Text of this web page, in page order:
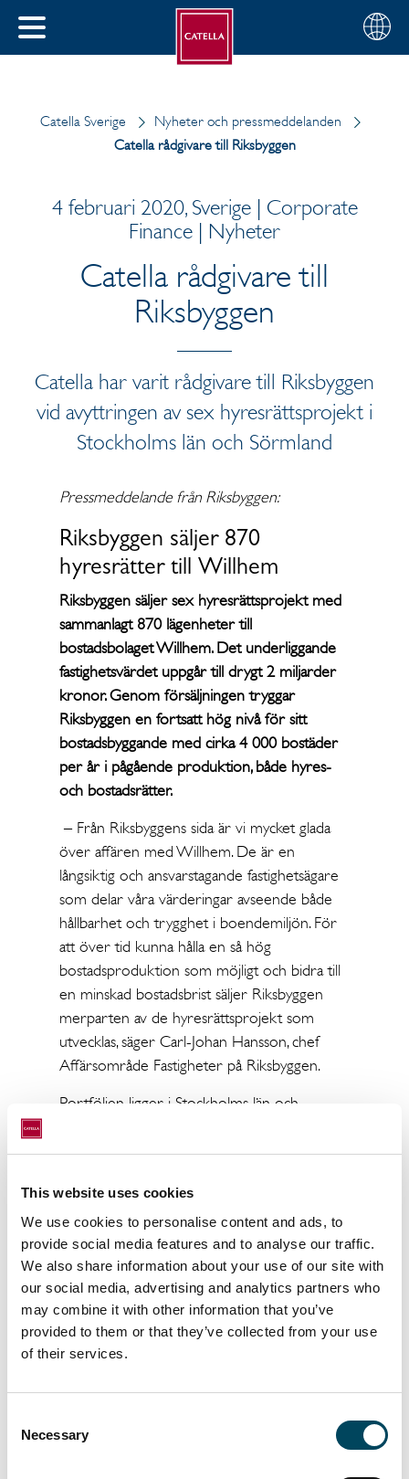
This website uses cookies
We use cookies to personalise content and ads, to
provide social media features and to analyse our traffic.
We also share information about your use of our site with
our social media, advertising and analytics partners who
may combine it with other information that you’ve
provided to them or that they’ve collected from your use
of their services.
Selection
Necessary
STÄNG
Välj
din
Svenska
Catella Sverige
Nyheter och pressmeddelanden
Catella rådgivare till Riksbyggen
4 februari 2020, Sverige | Corporate
Finance | Nyheter
Catella rådgivare till
Riksbyggen
Catella har varit rådgivare till Riksbyggen
vid avyttringen av sex hyresrättsprojekt i
Stockholms län och Sörmland
Pressmeddelande från Riksbyggen:
Riksbyggen säljer 870
hyresrätter till Willhem
Riksbyggen säljer sex hyresrättsprojekt med
sammanlagt 870 lägenheter till
bostadsbolaget Willhem. Det underliggande
fastighetsvärdet uppgår till drygt 2 miljarder
kronor. Genom försäljningen tryggar
Riksbyggen en fortsatt hög nivå för sitt
bostadsbyggande med cirka 4 000 bostäder
per år i pågående produktion, både hyres-
och bostadsrätter.
– Från Riksbyggens sida är vi mycket glada
över affären med Willhem. De är en
långsiktig och ansvarstagande fastighetsägare
som delar våra värderingar avseende både
hållbarhet och trygghet i boendemiljön. För
att över tid kunna hålla en så hög
bostadsproduktion som möjligt och bidra till
en minskad bostadsbrist säljer Riksbyggen
merparten av de hyresrättsprojekt som
utvecklas, säger Carl-Johan Hansson, chef
Affärsområde Fastigheter på Riksbyggen.
Portföljen ligger i Stockholms län och
färdigställda, under uppförande och projekt
fortsätta förvärva nyckelfärdiga projekt, och
att växa i Stockholmsområdet är en del av
vår tillväxtstrategi, kommenterar Willhems vd
Mikael Granath. Projekten tillför en bra
volym till vårt befintliga bestånd och ger oss
en allt starkare marknadsposition i